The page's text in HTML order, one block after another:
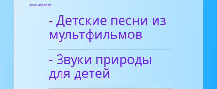
Песни для детей
- Детские песни из
мультфильмов
- Звуки природы
для детей